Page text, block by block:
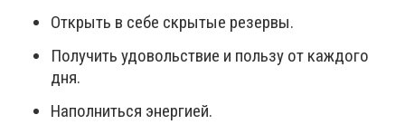
Открыть в себе скрытые резервы.
Получить удовольствие и пользу от каждого
дня.
Наполниться энергией.